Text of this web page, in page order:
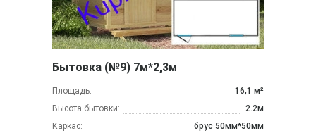
Бытовка (№9) 7м*2,3м
Площадь:
16,1 м²
Высота бытовки:
2.2м
Каркас:
брус 50мм*50мм